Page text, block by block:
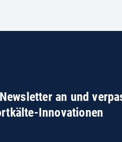
an und
Innovationen